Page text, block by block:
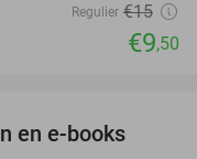
Regulier €15
€9,50
en e-books